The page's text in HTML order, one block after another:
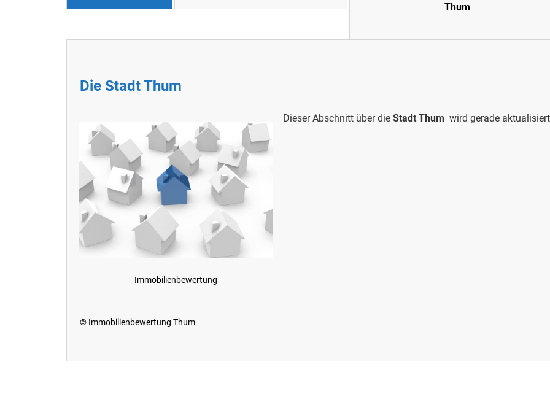
Thum
Die Stadt Thum
Immobilienbewertung
Dieser Abschnitt über dieStadt Thum wird gerade
© Immobilienbewertung Thum